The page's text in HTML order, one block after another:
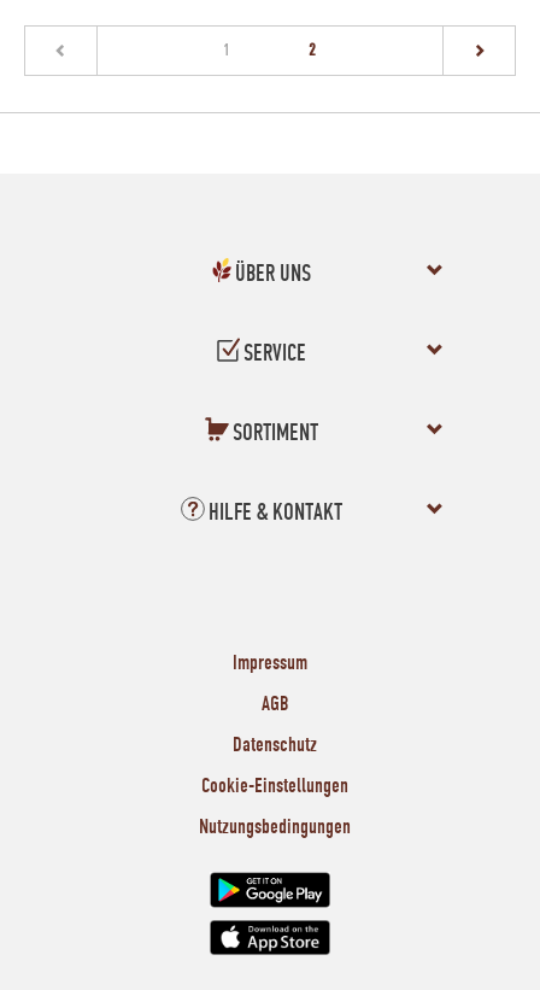
1 2
ÜBER UNS
SERVICE
SORTIMENT
HILFE & KONTAKT
Impressum
AGB
Datenschutz
Cookie-Einstellungen
Nutzungsbedingungen